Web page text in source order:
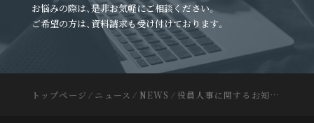
お悩みの際は、是非お気軽にご相談ください。
ご希望の方は、資料請求も受け付けております。
トップページ ⁄ ニュース ⁄ NEWS ⁄ 役員人事に関するお知らせ